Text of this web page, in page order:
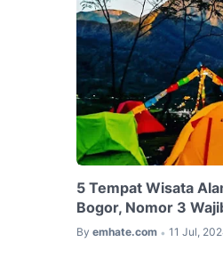
5 Tempat Wisata
Bogor, Nomor 3
By emhate.com • 11 Jul,